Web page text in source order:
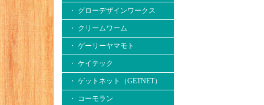
・ グローデザインワークス
・ クリームワーム
・ ゲーリーヤマモト
・ ケイテック
・ ゲットネット（GETNET）
・ コーモラン